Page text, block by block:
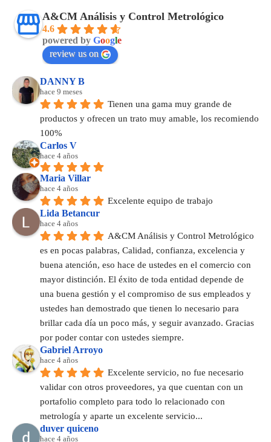
A&CM Análisis y Control Metrológico
4.6
powered by Google
review us on
DANNY B
hace 9 meses
Tienen una gama muy grande de
productos y ofrecen un trato muy amable, los recomiendo
100%
Carlos V
hace 4 años
Maria Villar
hace 4 años
Excelente equipo de trabajo
Lida Betancur
hace 4 años
A&CM Análisis y Control Metrológico
es en pocas palabras, Calidad, confianza, excelencia y
buena atención, eso hace de ustedes en el comercio con
mayor distinción. El éxito de toda entidad depende de
una buena gestión y el compromiso de sus empleados y
ustedes han demostrado que tienen lo necesario para
brillar cada día un poco más, y seguir avanzado. Gracias
por poder contar con ustedes siempre.
Gabriel Arroyo
hace 4 años
Excelente servicio, no fue necesario
validar con otros proveedores, ya que cuentan con un
portafolio completo para todo lo relacionado con
metrología y aparte un excelente servicio...
duver quiceno
hace 4 años